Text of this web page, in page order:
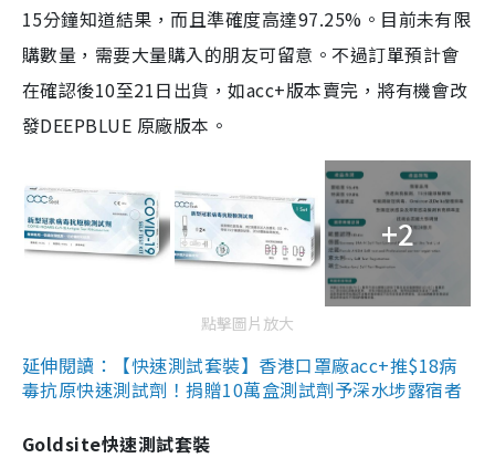
15分鐘知道結果，而且準確度高達97.25%。目前未有限
購數量，需要大量購入的朋友可留意。不過訂單預計會
在確認後10至21日出貨，如acc+版本賣完，將有機會改
發DEEPBLUE 原廠版本。
+2
點擊圖片放大
延伸閱讀：【快速測試套裝】香港口罩廠acc+推$18病
毒抗原快速測試劑！捐贈10萬盒測試劑予深水埗露宿者
Goldsite快速測試套裝